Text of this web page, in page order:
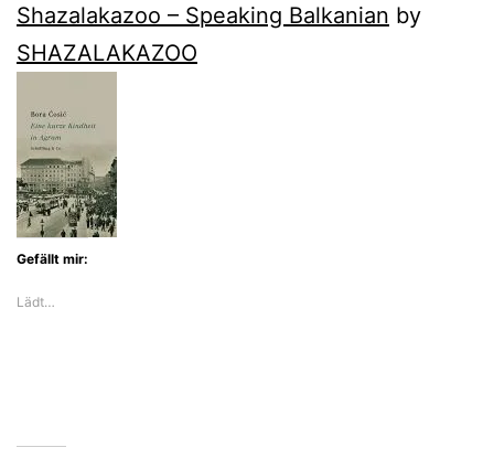
Shazalakazoo – Speaking Balkanian by
SHAZALAKAZOO
Gefällt mir:
Lädt…